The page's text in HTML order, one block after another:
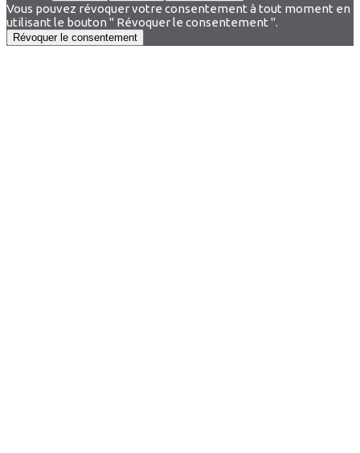
Vous pouvez révoquer votre consentement à tout moment en
utilisant le bouton " Révoquer le consentement ".
Révoquer le consentement